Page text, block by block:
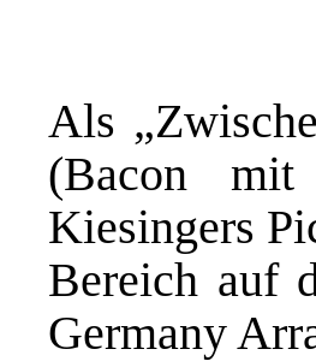
Als
(Bacon mit
Kiesingers
Bereich auf
Germany